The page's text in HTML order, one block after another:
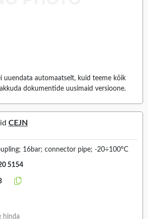
uuendata automaatselt, kuid teeme kõik
dokumentide uusimaid versioone.
CEJN
16bar; connector pipe; -20÷100°C
5154
hinda